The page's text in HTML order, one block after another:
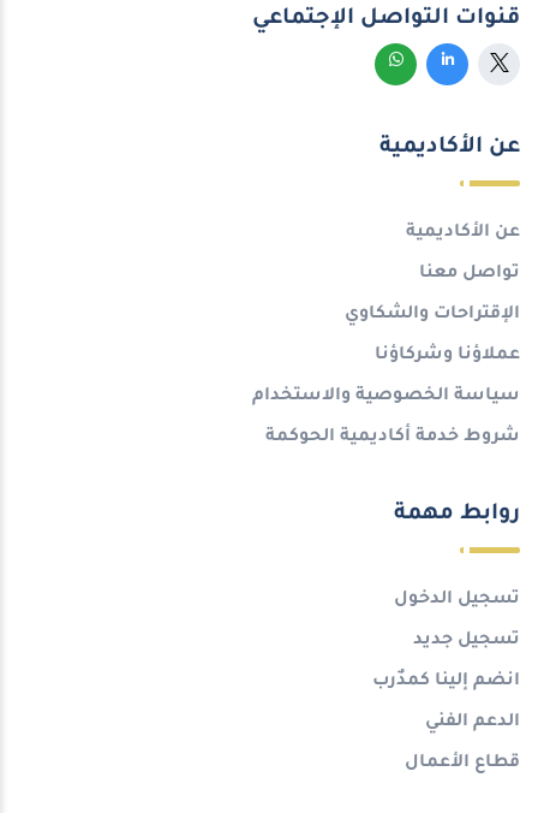
قنوات التواصل الإجتماعي
عن الأكاديمية
عن الأكاديمية
تواصل معنا
الإقتراحات والشكاوي
عملاؤنا وشركاؤنا
سياسة الخصوصية والاستخدام
شروط خدمة أكاديمية الحوكمة
روابط مهمة
تسجيل الدخول
تسجيل جديد
انضم إلينا كمدٌرب
الدعم الفني
قطاع الأعمال